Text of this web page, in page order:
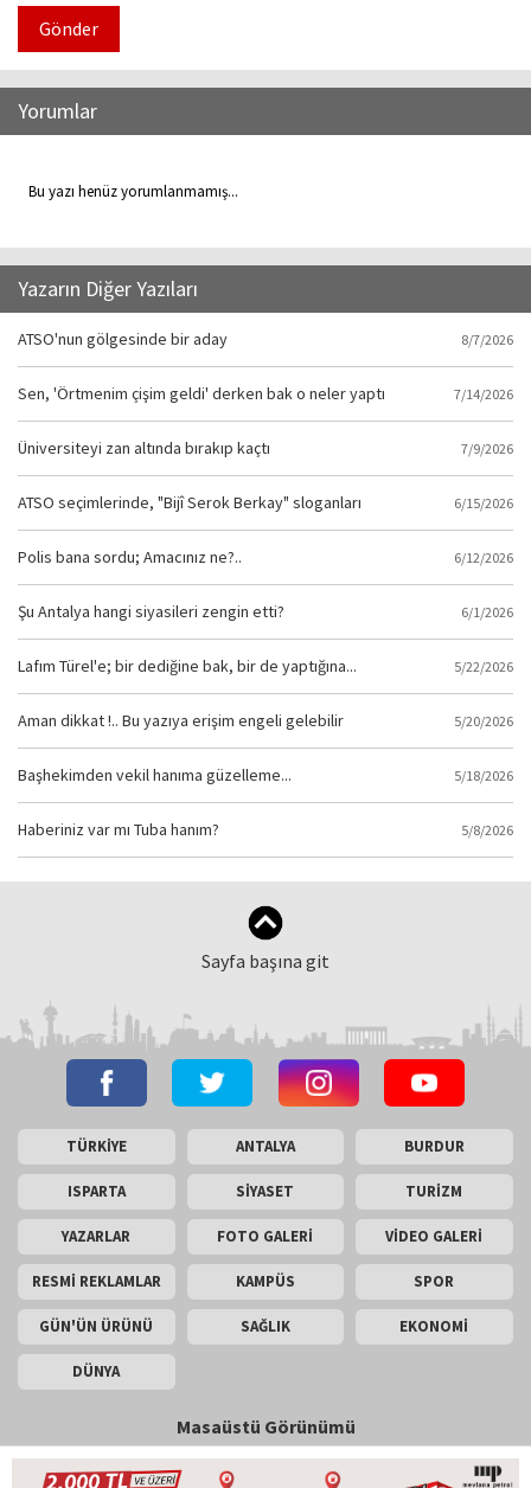
Gönder
Yorumlar
Bu yazı henüz yorumlanmamış...
Yazarın Diğer Yazıları
ATSO'nun gölgesinde bir aday 8/7/2026
Sen, 'Örtmenim çişim geldi' derken bak o neler yaptı 7/14/2026
Üniversiteyi zan altında bırakıp kaçtı 7/9/2026
ATSO seçimlerinde, "Bijî Serok Berkay" sloganları 6/15/2026
Polis bana sordu; Amacınız ne?.. 6/12/2026
Şu Antalya hangi siyasileri zengin etti? 6/1/2026
Lafım Türel'e; bir dediğine bak, bir de yaptığına... 5/22/2026
Aman dikkat !.. Bu yazıya erişim engeli gelebilir 5/20/2026
Başhekimden vekil hanıma güzelleme... 5/18/2026
Haberiniz var mı Tuba hanım? 5/8/2026
Sayfa başına git
TÜRKİYE ANTALYA BURDUR
ISPARTA SİYASET TURİZM
YAZARLAR FOTO GALERİ VİDEO GALERİ
RESMİ REKLAMLAR KAMPÜS SPOR
GÜN'ÜN ÜRÜNÜ SAĞLIK EKONOMİ
DÜNYA
Masaüstü Görünümü
İletişim